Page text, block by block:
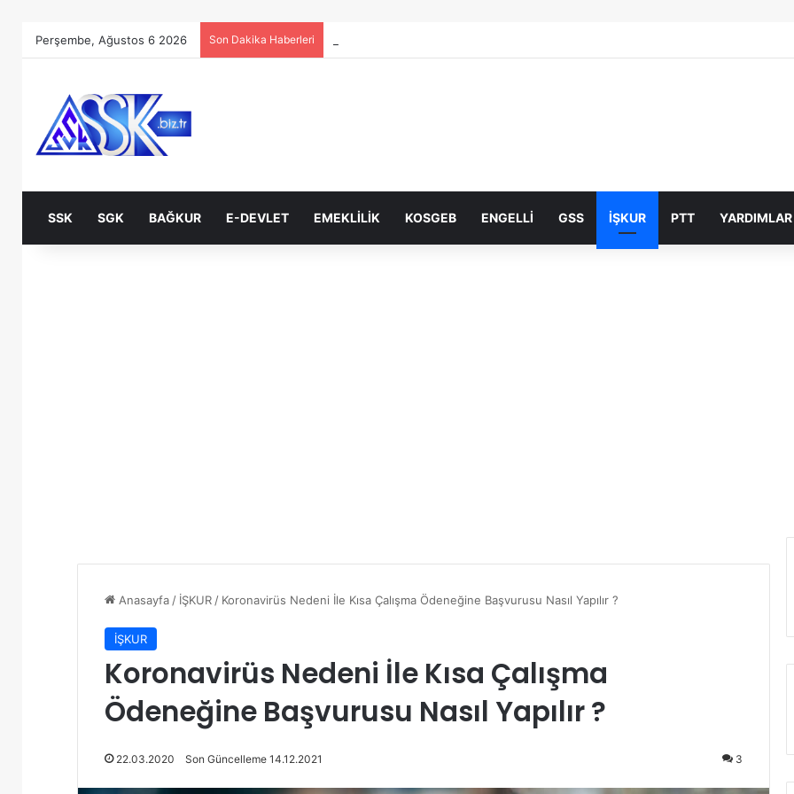
Perşembe, Ağustos 6 2026 Son Dakika Haberleri
SSK SGK BAĞKUR E-DEVLET EMEKLILIK KOSGEB ENGELLI GSS İŞKUR PTT YARDIMLAR
Anasayfa / İŞKUR / Koronavirüs Nedeni İle Kısa Çalışma Ödeneğine Başvurusu Nasıl Yapılır ?
İŞKUR
Koronavirüs Nedeni İle Kısa Çalışma
Ödeneğine Başvurusu Nasıl Yapılır ?
22.03.2020 Son Güncelleme 14.12.2021 3